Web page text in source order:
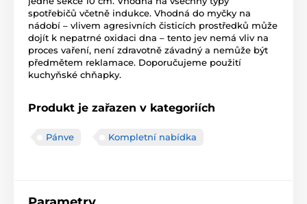
spotřebičů včetně indukce. Vhodná do myčky na
nádobí – vlivem agresivních čisticích prostředků může
dojít k nepatrné oxidaci dna – tento jev nemá vliv na
proces vaření, není zdravotně závadný a nemůže být
předmětem reklamace. Doporučujeme použití
kuchyňské chňapky.
Produkt je zařazen v kategoriích
Pánve Kompletní nabídka